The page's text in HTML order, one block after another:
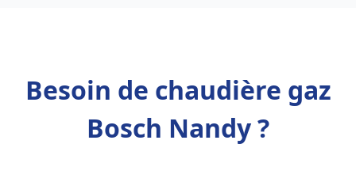
Besoin de chaudière gaz
Bosch Nandy ?